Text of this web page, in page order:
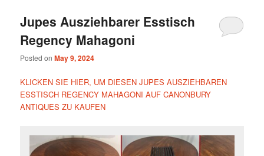
Jupes Ausziehbarer Esstisch
Regency Mahagoni
Posted onMay 9, 2024
KLICKEN SIE HIER, UM DIESEN JUPES AUSZIEHBAREN
ESSTISCH REGENCY MAHAGONI AUF CANONBURY
ANTIQUES ZU KAUFEN